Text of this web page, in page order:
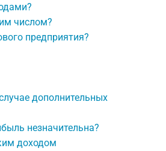
числом?
предприятия?
дополнительных
незначительна?
доходом